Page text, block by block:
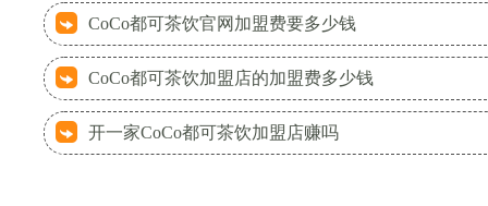
CoCo都可茶饮官网加盟费要多少钱
CoCo都可茶饮加盟店的加盟费多少钱
开一家CoCo都可茶饮加盟店赚吗